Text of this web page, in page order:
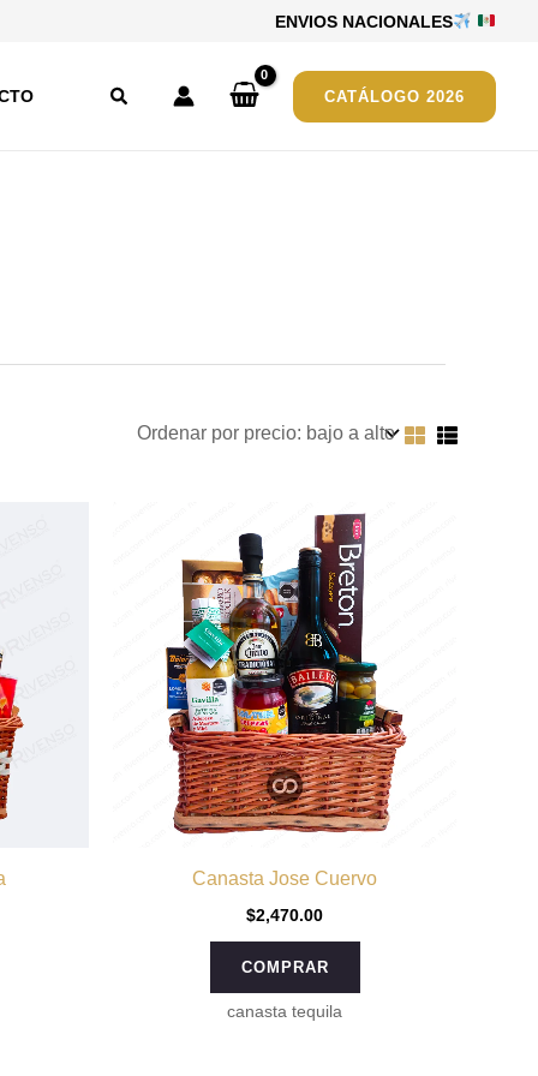
ENVIOS NACIONALES
Buscar CATÁLOGO 2026
Canasta Jose Cuervo
$2,470.00
COMPRAR
canasta tequila